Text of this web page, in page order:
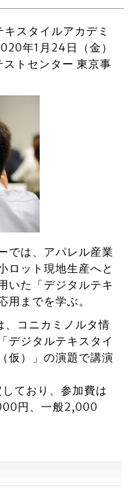
スタイルアカデミ
年1月24日（金）
トセンター 東京事
では、アパレル産業
ロット現地生産へと
いた「デジタルテキ
用までを学ぶ。
、コニカミノルタ情
デジタルテキスタイ
仮）」の演題で講演
ており、参加費は
円、一般2,000